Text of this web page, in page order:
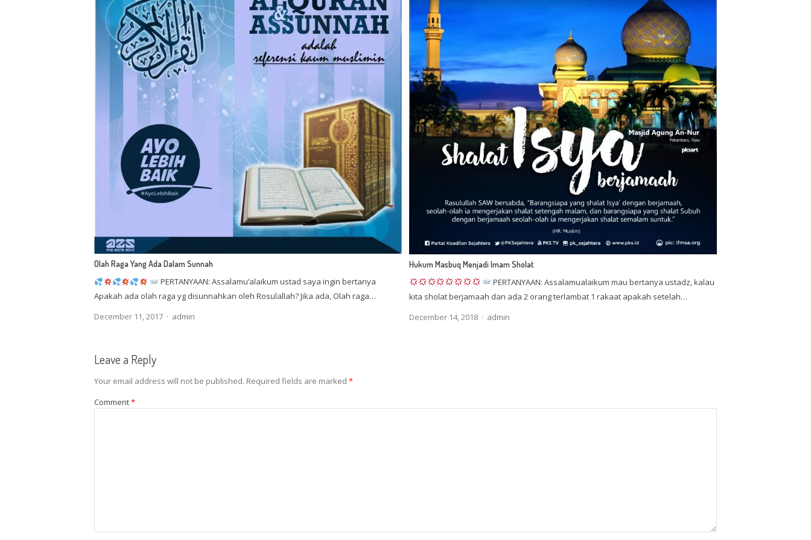
Olah Raga Yang Ada Dalam Sunnah
PERTANYAAN: Assalamu’alaikum ustad saya ingin bertanya
Apakah ada olah raga yg disunnahkan oleh Rosulallah? Jika ada, Olah raga…
December 11, 2017
Author
admin
Hukum Masbuq Menjadi Imam Sholat
PERTANYAAN: Assalamualaikum mau bertanya ustadz, kalau
kita sholat berjamaah dan ada 2 orang terlambat 1 rakaat apakah setelah…
December 14, 2018
Author
admin
Leave a Reply
Your email address will not be published. Required fields are marked *
Comment*